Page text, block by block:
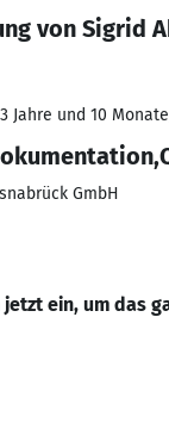
von Sigrid
Jahre und 10
GmbH
jetzt ein, um das